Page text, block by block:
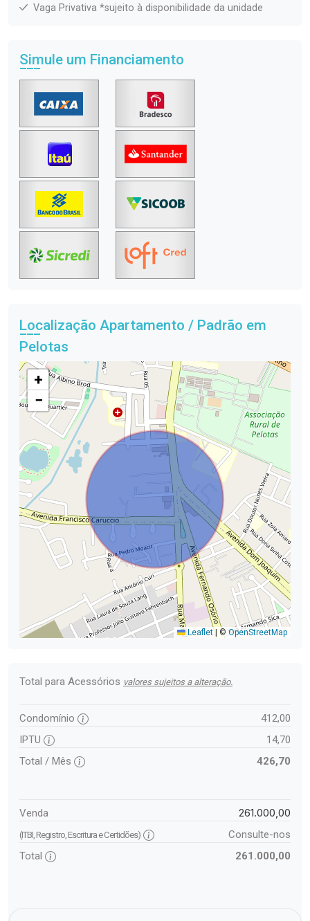
Vaga Privativa *sujeito à disponibilidade da unidade
Simule um Financiamento
Localização Apartamento / Padrão em
Pelotas
+
−
Leaflet | © OpenStreetMap
Total para Acessórios valores sujeitos a alteração.
Condomínio
412,00
IPTU
14,70
Total / Mês
426,70
Venda 261.000,00
(ITBI, Registro, Escritura e Certidões)
Consulte-nos
Total
261.000,00